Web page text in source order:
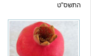
התשס"ט